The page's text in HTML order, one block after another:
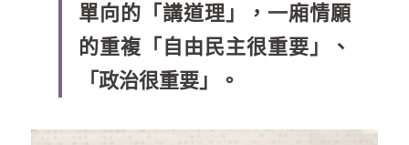
信仰生活
單向的「講道理」， 一廂情願
的重複「自由民主很重要」、
「政治很重要」。